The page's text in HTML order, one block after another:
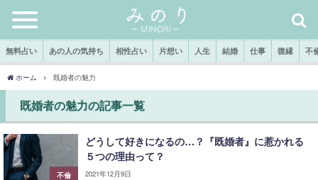
無料占い あの人の気持ち 相性占い 片想い 人生 結婚 仕事 復縁 不
ホーム 既婚者の魅力
既婚者の魅力の記事一覧
不倫
どうして好きになるの…？『既婚者』に惹かれる
５つの理由って？
2021年12月9日